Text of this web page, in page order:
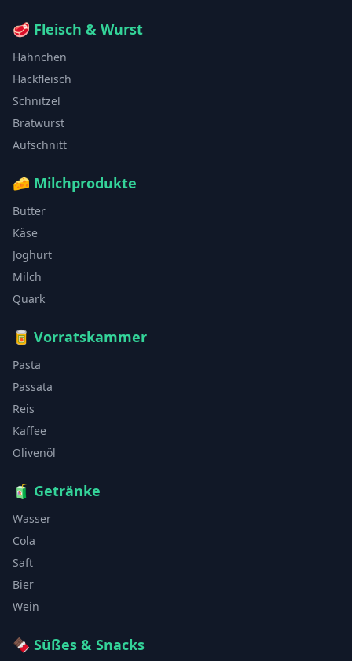
🥩 Fleisch & Wurst
Hähnchen
Hackfleisch
Schnitzel
Bratwurst
Aufschnitt
🧀 Milchprodukte
Butter
Käse
Joghurt
Milch
Quark
🥫 Vorratskammer
Pasta
Passata
Reis
Kaffee
Olivenöl
🧃 Getränke
Wasser
Cola
Saft
Bier
Wein
🍫 Süßes & Snacks